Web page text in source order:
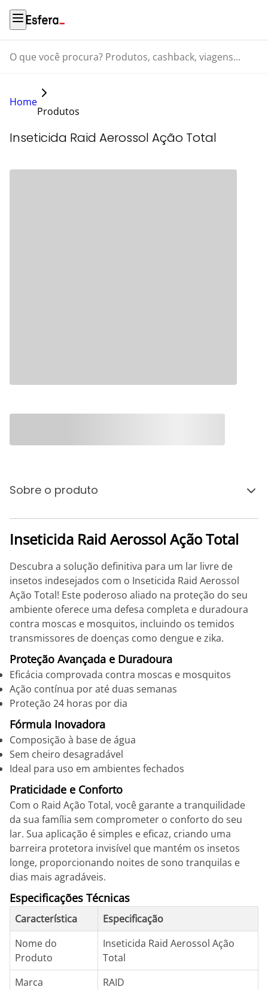
O que você procura? Produtos, cashback, viagens...
Home
Produtos
Inseticida Raid Aerossol Ação Total
Sobre o produto
Inseticida Raid Aerossol Ação Total
Descubra a solução definitiva para um lar livre de
insetos indesejados com o Inseticida Raid Aerossol
Ação Total! Este poderoso aliado na proteção do seu
ambiente oferece uma defesa completa e duradoura
contra moscas e mosquitos, incluindo os temidos
transmissores de doenças como dengue e zika.
Proteção Avançada e Duradoura
Eficácia comprovada contra moscas e mosquitos
Ação contínua por até duas semanas
Proteção 24 horas por dia
Fórmula Inovadora
Composição à base de água
Sem cheiro desagradável
Ideal para uso em ambientes fechados
Praticidade e Conforto
Com o Raid Ação Total, você garante a tranquilidade
da sua família sem comprometer o conforto do seu
lar. Sua aplicação é simples e eficaz, criando uma
barreira protetora invisível que mantém os insetos
longe, proporcionando noites de sono tranquilas e
dias mais agradáveis.
Especificações Técnicas
Característica
Especificação
Nome do
Produto
Inseticida Raid Aerossol Ação
Total
Marca
RAID